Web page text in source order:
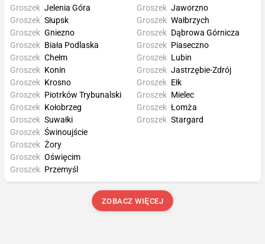
Groszek Jelenia Góra
Groszek Słupsk
Groszek Jaworzno
Groszek Wałbrzych
Groszek Gniezno
Groszek Biała Podlaska
Groszek Chełm
Groszek Konin
Groszek Dąbrowa Górnicza
Groszek Piaseczno
Groszek Lubin
Groszek Jastrzębie-Zdrój
Groszek Krosno
Groszek Piotrków Trybunalski
Groszek Kołobrzeg
Groszek Suwałki
Groszek Ełk
Groszek Mielec
Groszek Łomża
Groszek Stargard
Groszek Świnoujście
Groszek Żory
Groszek Oświęcim
Groszek Przemyśl
ZOBACZ WIĘCEJ